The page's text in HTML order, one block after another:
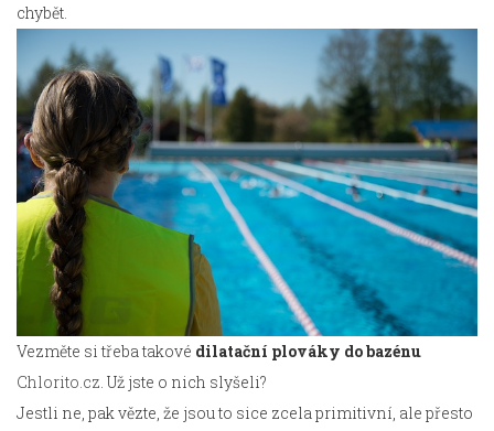
chybět.
Vezměte si třeba takové dilatační plováky do bazénu
Chlorito.cz . Už jste o nich slyšeli?
Jestli ne, pak vězte, že jsou to sice zcela primitivní, ale přesto